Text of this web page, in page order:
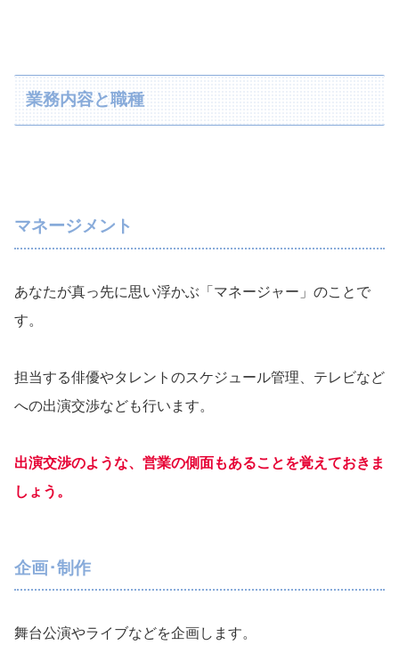
業務内容と職種
マネージメント
あなたが真っ先に思い浮かぶ「マネージャー」のことで
す。
担当する俳優やタレントのスケジュール管理、テレビなど
への出演交渉なども行います。
出演交渉のような、営業の側面もあることを覚えておきま
しょう。
企画･制作
舞台公演やライブなどを企画します。